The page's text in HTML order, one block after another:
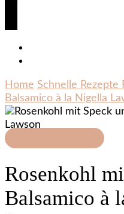
Home Schnelle Rezepte
Balsamico à la Nigella
Rosenkohl
Balsamico à